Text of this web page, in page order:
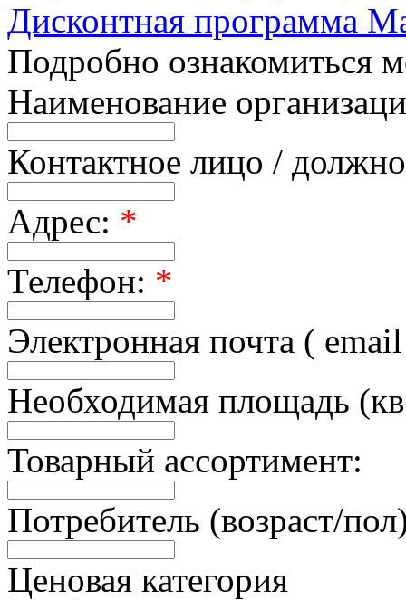
Дисконтная программа
Подробно ознакомиться
Наименование
Контактное лицо /
Адрес: *
Телефон: *
Электронная почта (
Необходимая площадь
Товарный ассортимент:
Потребитель (возраст/
Ценовая категория